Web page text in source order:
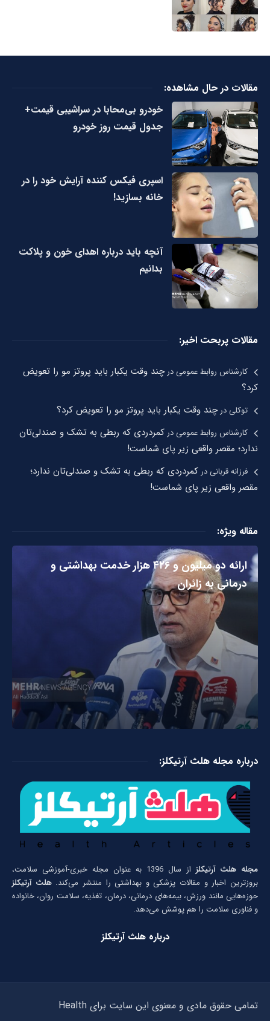
مقالات در حال مشاهده:
خودرو بی‌محابا در سراشیبی قیمت+
جدول قیمت روز خودرو
اسپری فیکس کننده آرایش خود را در
خانه بسازید!
آنچه باید درباره اهدای خون و پلاکت
بدانیم
مقالات پربحت اخیر:
کارشناس روابط عمومیدرچند وقت یکبار باید پروتز مو را تعویض
کرد؟
توکلیدرچند وقت یکبار باید پروتز مو را تعویض کرد؟
کارشناس روابط عمومیدرکمردردی که ربطی به تشک و صندلی‌تان
ندارد؛ مقصر واقعی زیر پای شماست!
فرزانه قربانیدرکمردردی که ربطی به تشک و صندلی‌تان ندارد؛
مقصر واقعی زیر پای شماست!
مقاله ویژه:
ارائه دو میلیون و ۴۲۶ هزار خدمت بهداشتی و
درمانی به زائران
درباره مجله هلث آرتیکلز:
مجله هلث آرتیکلز
از سال 1396 به عنوان مجله خبری-آموزشی سلامت،
بروزترین اخبار و مقالات پزشکی و بهداشتی را منتشر می‌کند.هلث آرتیکلز
حوزه‌هایی مانند ورزش، بیمه‌های درمانی، درمان، تغذیه، سلامت روان، خانواده
و فناوری سلامت را هم پوشش می‌دهد.
درباره هلث آرتیکلز
تمامی حقوق مادی و معنوی این سایت برای Health